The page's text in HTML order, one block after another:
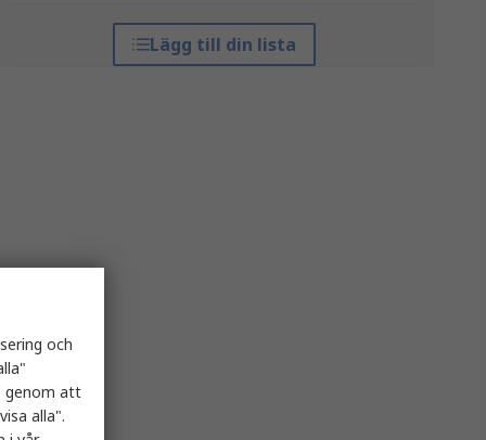
Lägg till din lista
och
genom att
alla".